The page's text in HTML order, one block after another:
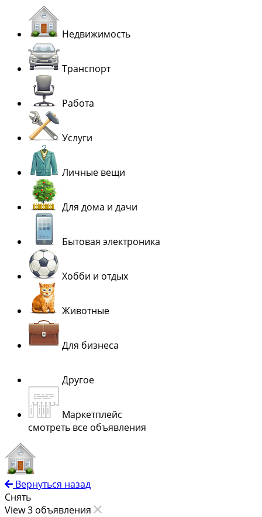
Недвижимость
Транспорт
Работа
Услуги
Личные вещи
Для дома и дачи
Бытовая электроника
Хобби и отдых
Животные
Для бизнеса
Другое
Маркетплейс
смотреть все объявления
Вернуться назад
Снять
View 3 объявления